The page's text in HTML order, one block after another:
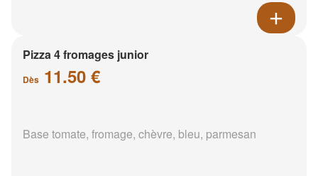
Pizza 4 fromages junior
Dès 11.50 €
Base tomate, fromage, chèvre, bleu, parmesan